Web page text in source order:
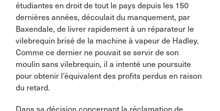
étudiantes en droit de tout le pays depuis les 150
dernières années, découlait du manquement, par
Baxendale, de livrer rapidement à un réparateur le
vilebrequin brisé de la machine à vapeur de Hadley.
Comme ce dernier ne pouvait se servir de son
moulin sans vilebrequin, il a intenté une poursuite
pour obtenir l’équivalent des profits perdus en raison
du retard.
Dans sa décision concernant la réclamation de